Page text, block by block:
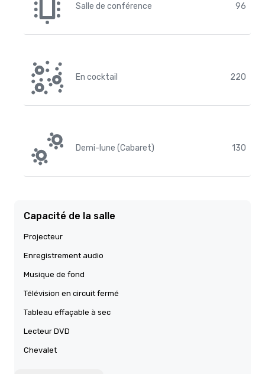
Salle de conférence 96
En cocktail 220
Demi-lune (Cabaret) 130
Capacité de la salle
Projecteur
Enregistrement audio
Musique de fond
Télévision en circuit fermé
Tableau effaçable à sec
Lecteur DVD
Chevalet